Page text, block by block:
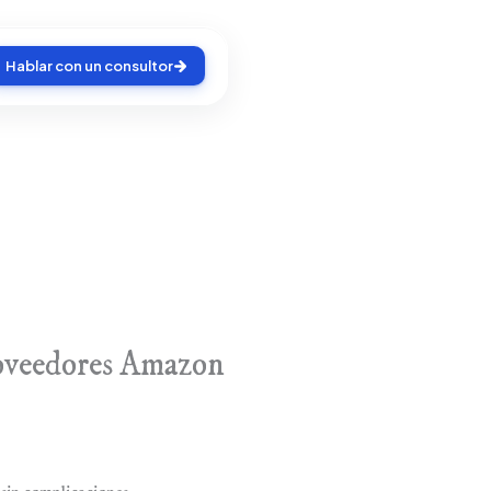
Hablar con un consultor
Amazon